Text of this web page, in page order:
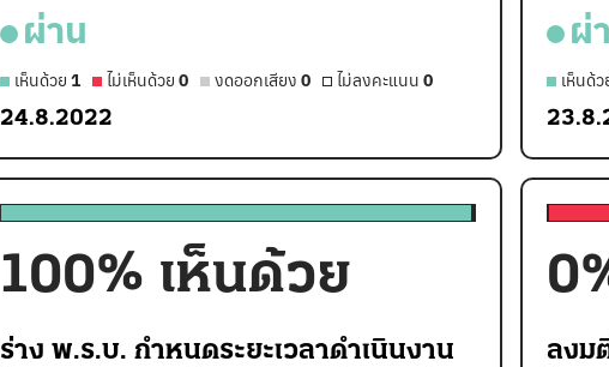
ผ่าน
เห็นด้วย 1 ไม่เห็นด้วย 0 งดออกเสียง 0 ไม่ลงคะแนน 0
24.8.2022
ผ่
เห็นด้ว
100% เห็นด้วย
ร่าง พ.ร.บ. กำหนดระยะเวลาดำเนินงาน
0
ลงม